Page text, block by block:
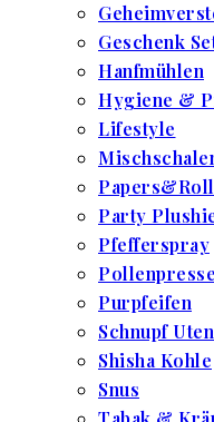
Geschenk
Hanfmühlen
Hygiene &
Lifestyle
Party
Pfefferspray
Purpfeifen
Schnupf
Shisha Kohle
Snus